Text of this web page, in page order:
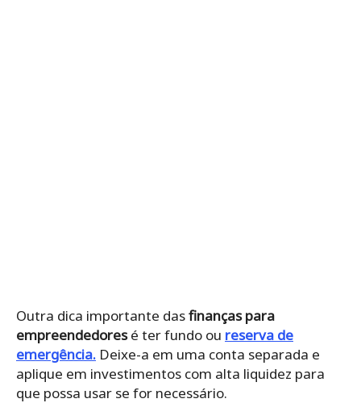
Outra dica importante dasfinanças para
empreendedoresé ter fundo ou reserva de
emergência. Deixe-a em uma conta separada e
aplique em investimentos com alta liquidez para
que possa usar se for necessário.